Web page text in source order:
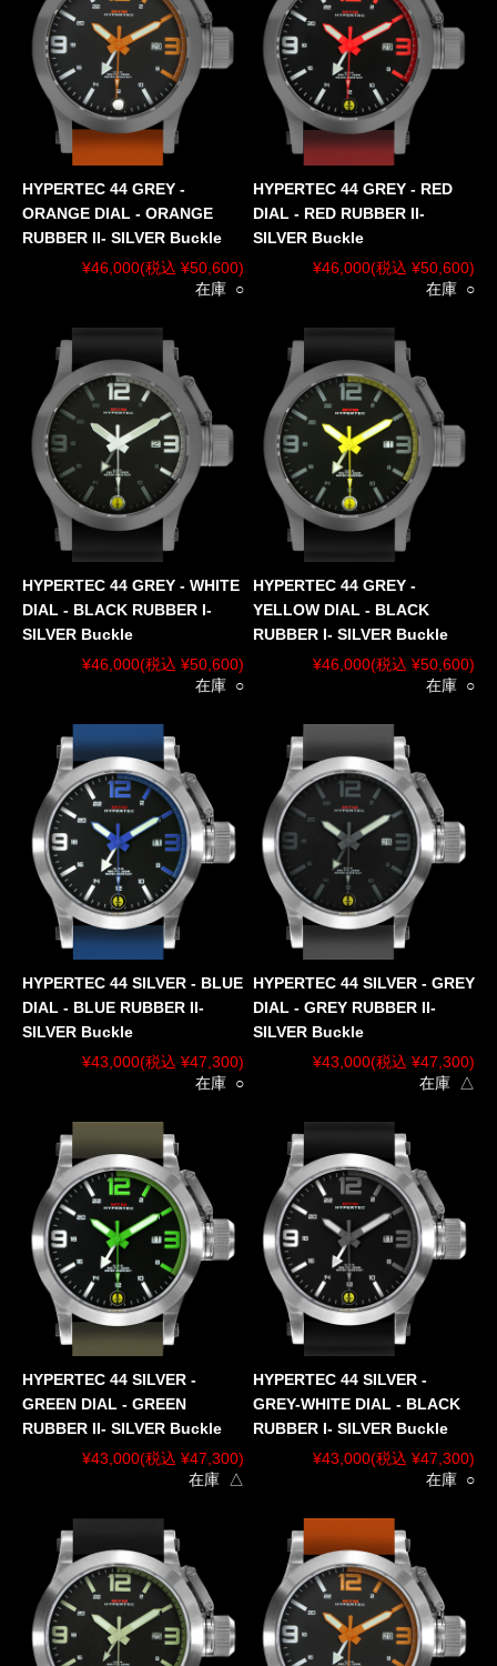
HYPERTEC 44 GREY -
ORANGE DIAL - ORANGE
RUBBER II- SILVER Buckle
¥46,000(税込 ¥50,600)
在庫 ○
HYPERTEC 44 GREY - RED
DIAL - RED RUBBER II-
SILVER Buckle
¥46,000(税込 ¥50,600)
在庫 ○
HYPERTEC 44 GREY - WHITE
DIAL - BLACK RUBBER I-
SILVER Buckle
¥46,000(税込 ¥50,600)
在庫 ○
HYPERTEC 44 GREY -
YELLOW DIAL - BLACK
RUBBER I- SILVER Buckle
¥46,000(税込 ¥50,600)
在庫 ○
HYPERTEC 44 SILVER - BLUE
DIAL - BLUE RUBBER II-
SILVER Buckle
¥43,000(税込 ¥47,300)
在庫 ○
HYPERTEC 44 SILVER - GREY
DIAL - GREY RUBBER II-
SILVER Buckle
¥43,000(税込 ¥47,300)
在庫 △
HYPERTEC 44 SILVER -
GREEN DIAL - GREEN
RUBBER II- SILVER Buckle
¥43,000(税込 ¥47,300)
在庫 △
HYPERTEC 44 SILVER -
GREY-WHITE DIAL - BLACK
RUBBER I- SILVER Buckle
¥43,000(税込 ¥47,300)
在庫 ○